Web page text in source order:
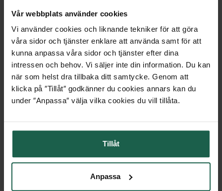
Vår webbplats använder cookies
Vi använder cookies och liknande tekniker för att göra
våra sidor och tjänster enklare att använda samt för att
kunna anpassa våra sidor och tjänster efter dina
intressen och behov. Vi säljer inte din information. Du kan
när som helst dra tillbaka ditt samtycke. Genom att
klicka på ″Tillåt″ godkänner du cookies annars kan du
under ″Anpassa″ välja vilka cookies du vill tillåta.
Tillåt
Anpassa
PRODUKTINFORMATION
EGENSKAPER
KLÄM & KÄNN I VÅRA BUTIKER